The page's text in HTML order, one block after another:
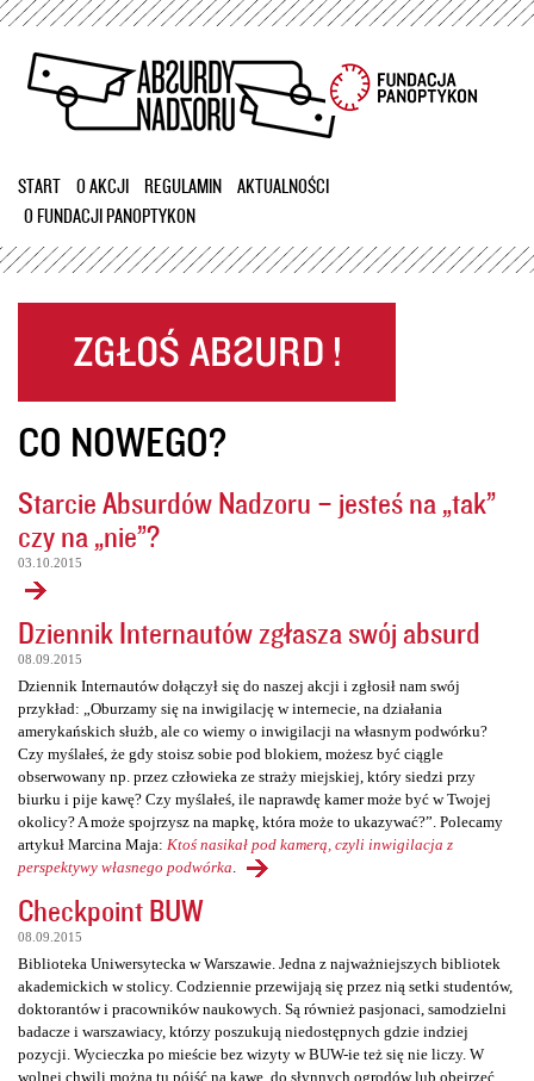
Przejdź
treści
START O AKCJI REGULAMIN
AKTUALNOŚCI
O FUNDACJI PANOPTYKON
CO NOWEGO?
Starcie Absurdów Nadzoru – jesteś na „tak”
czy na „nie”?
03.10.2015
Dziennik Internautów zgłasza swój absurd
08.09.2015
Dziennik Internautów dołączył się do naszej akcji i zgłosił nam swój
przykład: „Oburzamy się na inwigilację w internecie, na działania
amerykańskich służb, ale co wiemy o inwigilacji na własnym podwórku?
Czy myślałeś, że gdy stoisz sobie pod blokiem, możesz być ciągle
obserwowany np. przez człowieka ze straży miejskiej, który siedzi przy
biurku i pije kawę? Czy myślałeś, ile naprawdę kamer może być w Twojej
okolicy? A może spojrzysz na mapkę, która może to ukazywać?”. Polecamy
artykuł Marcina Maja: Ktoś nasikał pod kamerą, czyli inwigilacja z
perspektywy własnego podwórka
Checkpoint BUW
08.09.2015
Biblioteka Uniwersytecka w Warszawie. Jedna z najważniejszych bibliotek
akademickich w stolicy. Codziennie przewijają się przez nią setki studentów,
doktorantów i pracowników naukowych. Są również pasjonaci, samodzielni
badacze i warszawiacy, którzy poszukują niedostępnych gdzie indziej
pozycji. Wycieczka po mieście bez wizyty w BUW-ie też się nie liczy. W
wolnej chwili można tu pójść na kawę, do słynnych ogrodów lub obejrzeć